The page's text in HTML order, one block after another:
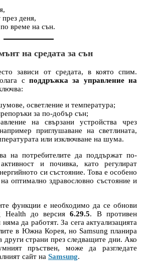
през деня,
време на сън.
на средата за сън
зависи от средата, в която спим.
с поддръжка за управление на
осветление и температура;
за по-добър сън;
на свързани устройства чрез
приглушаване на светлината,
или изключване на шума.
на потребителите да поддържат по-
и почивка, като регулират
си състояние. Това е особено
оптимално здравословно състояние и
функции е необходимо да се обнови
Health до версия6.29.5. В противен
да работят. За сега актуализацията
в Южна Корея, но Samsung планира
други страни през следващите дни. Ако
пръствен, може да разгледате
сайт на Samsung.